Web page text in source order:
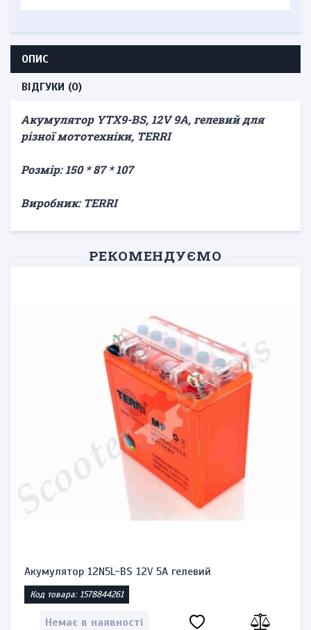
ОПИС
ВІДГУКИ (0)
Акумулятор YTX9-BS, 12V 9A, гелевий для
різної мототехніки, TERRI
Розмір: 150 * 87 * 107
Виробник: TERRI
РЕКОМЕНДУЄМО
Акумулятор 12N5L-BS 12V 5A гелевий
Код товара: 1578844261
Немає в наявності